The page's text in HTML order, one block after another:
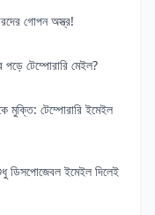
গোপন অস্ত্র!
টেম্পোরারি মেইল?
মুক্তি: টেম্পোরারি ইমেইল
ইমেইল দিলেই